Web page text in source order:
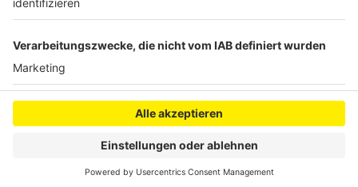
Anzeige